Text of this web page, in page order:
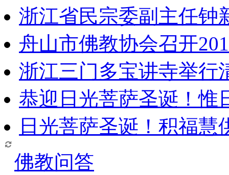
浙江省民宗委副主任钟
舟山市佛教协会召开
浙江三门多宝讲寺举行
恭迎日光菩萨圣诞！惟
日光菩萨圣诞！积福慧
佛教问答